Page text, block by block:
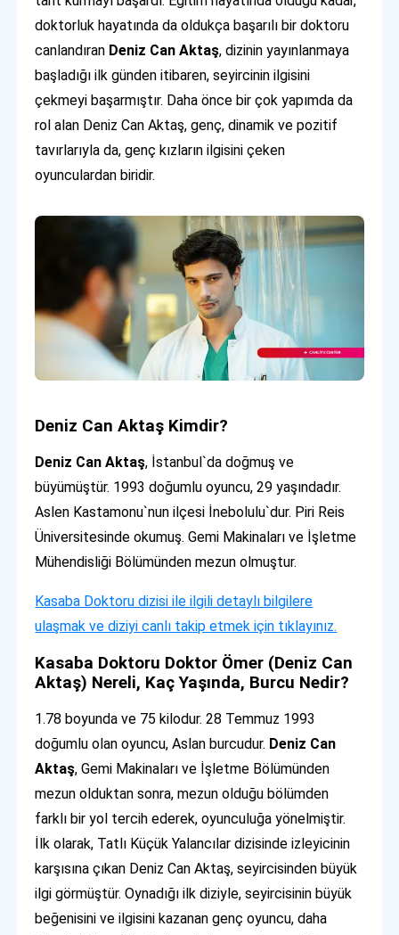
doktorluk hayatında da oldukça başarılı bir doktoru
canlandıran Deniz Can Aktaş, dizinin yayınlanmaya
başladığı ilk günden itibaren, seyircinin ilgisini
çekmeyi başarmıştır. Daha önce bir çok yapımda da
rol alan Deniz Can Aktaş, genç, dinamik ve pozitif
tavırlarıyla da, genç kızların ilgisini çeken
oyunculardan biridir.
Deniz Can Aktaş Kimdir?
Deniz Can Aktaş, İstanbul`da doğmuş ve
büyümüştür. 1993 doğumlu oyuncu, 29 yaşındadır.
Aslen Kastamonu`nun ilçesi İnebolulu`dur. Piri Reis
Üniversitesinde okumuş. Gemi Makinaları ve İşletme
Mühendisliği Bölümünden mezun olmuştur.
Kasaba Doktoru dizisi ile ilgili detaylı bilgilere
ulaşmak ve diziyi canlı takip etmek için tıklayınız.
Kasaba Doktoru Doktor Ömer (Deniz Can
Aktaş) Nereli, Kaç Yaşında, Burcu Nedir?
1.78 boyunda ve 75 kilodur. 28 Temmuz 1993
doğumlu olan oyuncu, Aslan burcudur. Deniz Can
Aktaş, Gemi Makinaları ve İşletme Bölümünden
mezun olduktan sonra, mezun olduğu bölümden
farklı bir yol tercih ederek, oyunculuğa yönelmiştir.
İlk olarak, Tatlı Küçük Yalancılar dizisinde izleyicinin
karşısına çıkan Deniz Can Aktaş, seyircisinden büyük
ilgi görmüştür. Oynadığı ilk diziyle, seyircisinin büyük
beğenisini ve ilgisini kazanan genç oyuncu, daha